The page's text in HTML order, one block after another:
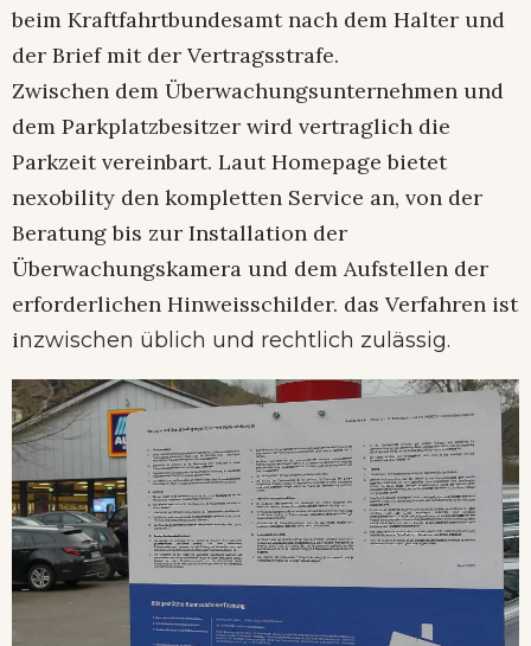
beim Kraftfahrtbundesamt nach dem Halter und
der Brief mit der Vertragsstrafe.
Zwischen dem Überwachungsunternehmen und
dem Parkplatzbesitzer wird vertraglich die
Parkzeit vereinbart. Laut Homepage bietet
nexobility den kompletten Service an, von der
Beratung bis zur Installation der
Überwachungskamera und dem Aufstellen der
erforderlichen Hinweisschilder. das Verfahren ist
inzwischen üblich und rechtlich zulässig.